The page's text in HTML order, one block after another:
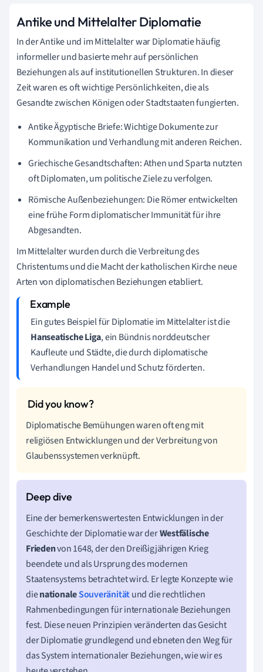
Antike und Mittelalter Diplomatie
In der Antike und im Mittelalter war Diplomatie häufig
informeller und basierte mehr auf persönlichen
Beziehungen als auf institutionellen Strukturen. In dieser
Zeit waren es oft wichtige Persönlichkeiten, die als
Gesandte zwischen Königen oder Stadtstaaten fungierten.
Antike Ägyptische Briefe: Wichtige Dokumente zur
Kommunikation und Verhandlung mit anderen Reichen.
Griechische Gesandtschaften: Athen und Sparta nutzten
oft Diplomaten, um politische Ziele zu verfolgen.
Römische Außenbeziehungen: Die Römer entwickelten
eine frühe Form diplomatischer Immunität für ihre
Abgesandten.
Im Mittelalter wurden durch die Verbreitung des
Christentums und die Macht der katholischen Kirche neue
Arten von diplomatischen Beziehungen etabliert.
Ein gutes Beispiel für Diplomatie im Mittelalter ist die
Hanseatische Liga, ein Bündnis norddeutscher
Kaufleute und Städte, die durch diplomatische
Verhandlungen Handel und Schutz förderten.
Diplomatische Bemühungen waren oft eng mit
religiösen Entwicklungen und der Verbreitung von
Glaubenssystemen verknüpft.
Eine der bemerkenswertesten Entwicklungen in der
Geschichte der Diplomatie war derWestfälische
Friedenvon 1648, der den Dreißigjährigen Krieg
beendete und als Ursprung des modernen
Staatensystems betrachtet wird. Er legte Konzepte wie
dienationaleSouveränitätund die rechtlichen
Rahmenbedingungen für internationale Beziehungen
fest. Diese neuen Prinzipien veränderten das Gesicht
der Diplomatie grundlegend und ebneten den Weg für
das System internationaler Beziehungen, wie wir es